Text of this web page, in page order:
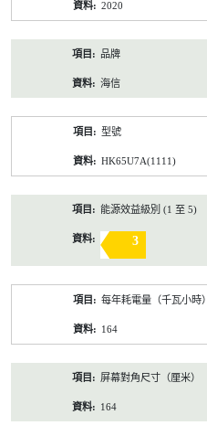
2020
品牌
海信
型號
HK65U7A(1111)
能源效益級別 (1 至 5)
3
每年耗電量（千瓦小時）
164
屏幕對角尺寸（厘米）
164